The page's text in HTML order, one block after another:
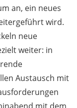
an, ein neues
wird.
neue
weiter: in
Austausch mit